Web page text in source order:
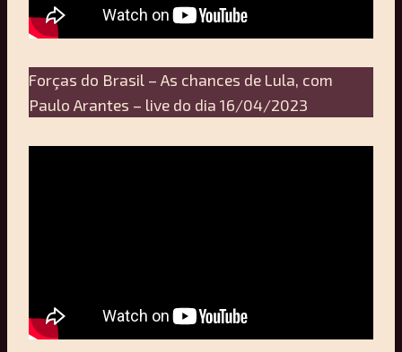
Forças do Brasil – As chances de Lula, com
Paulo Arantes – live do dia 16/04/2023